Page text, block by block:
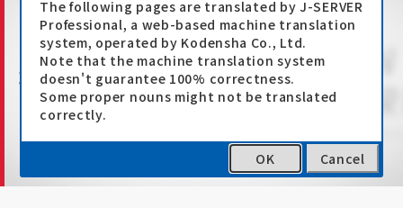
最新情報
The following pages are translated by J-SERVER
Professional, a web-based machine translation
system, operated by Kodensha Co., Ltd.
Note that the machine translation system
doesn't guarantee 100% correctness.
Some proper nouns might not be translated
correctly.
OK Cancel